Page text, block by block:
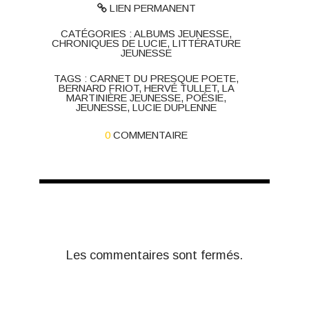
LIEN PERMANENT
CATÉGORIES :ALBUMS JEUNESSE,
CHRONIQUES DE LUCIE,LITTÉRATURE
JEUNESSE
TAGS :CARNET DU PRESQUE POETE,
BERNARD FRIOT, HERVÉ TULLET, LA
MARTINIÈRE JEUNESSE,POÉSIE,
JEUNESSE,LUCIE DUPLENNE
0 COMMENTAIRE
Les commentaires sont fermés.